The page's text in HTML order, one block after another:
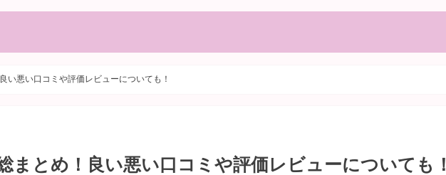
い悪い口コミや評価レビューについても！
まとめ！良い悪い口コミや評価レビューについても！